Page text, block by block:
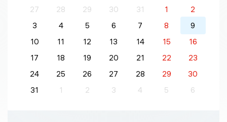
27
28 29 30 31 1
2
3
4 5 6 7 8
9
10
11 12 13 14 15
16
17
18 19 20 21 22
23
24
25 26 27 28 29
30
31
1 2 3 4 5 6